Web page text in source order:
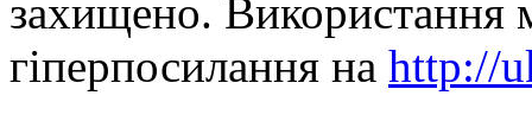
захищено. Використання
гіперпосилання на http://